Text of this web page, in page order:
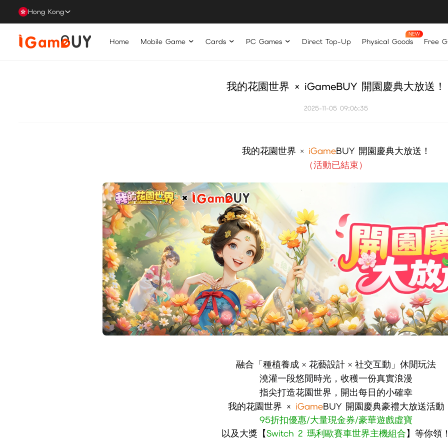
Hong Kong
Home Mobile Game Cards PC Games Direct Top-Up Physical Goods Free
我的花園世界 × iGameBUY 開園慶典大放送！
2025-11-05 09:06:35
我的花園世界 × iGameBUY 開園慶典大放送！
（活動已結束）
融合「種植養成 × 花藝設計 × 社交互動」休閒玩法
澆灌一段悠閒時光，收穫一份真實浪漫
指尖打造花園世界，開出每日的小確幸
我的花園世界 × iGameBUY 開園慶典豪禮大放送活動
95折扣優惠/大量現金券/豪華遊戲虛寶
以及大獎【Switch 2 瑪利歐賽車世界主機組合】等你領